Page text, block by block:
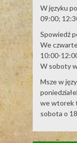
W języku
09:00;
Spowiedź
We
10:00-
W soboty
Msze w
we wtorek
sobota o